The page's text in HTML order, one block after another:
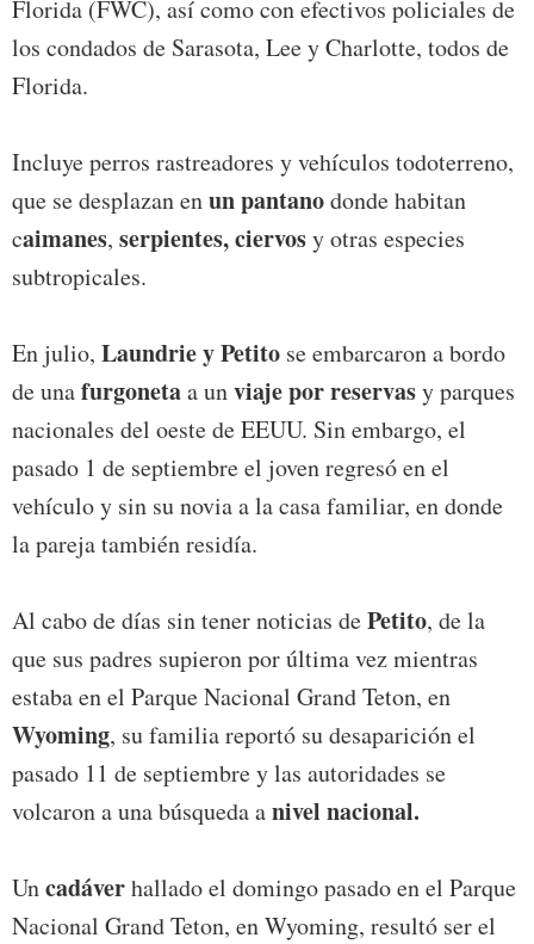
Florida (FWC), así como con efectivos policiales de
los condados de Sarasota, Lee y Charlotte, todos de
Florida.
Incluye perros rastreadores y vehículos todoterreno,
que se desplazan enun pantanodonde habitan
caimanes, serpientes, ciervosy otras especies
subtropicales.
En julio, Laundrie y Petito se embarcaron a bordo
de unafurgonetaa unviaje por reservasy parques
nacionales del oeste de EEUU. Sin embargo, el
pasado 1 de septiembre el joven regresó en el
vehículo y sin su novia a la casa familiar, en donde
la pareja también residía.
Al cabo de días sin tener noticias dePetito, de la
que sus padres supieron por última vez mientras
estaba en el Parque Nacional Grand Teton, en
Wyoming, su familia reportó su desaparición el
pasado 11 de septiembre y las autoridades se
volcaron a una búsqueda anivel nacional.
Uncadáverhallado el domingo pasado en el Parque
Nacional Grand Teton, en Wyoming, resultó ser el